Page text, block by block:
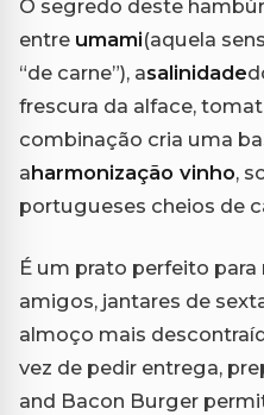
O segredo deste
entre umami(aquela
“de carne”), asalinidade
frescura da alface,
combinação cria uma
aharmonização vinho,
portugueses cheios de
É um prato perfeito
amigos, jantares de
almoço mais
vez de pedir entrega,
and Bacon Burger